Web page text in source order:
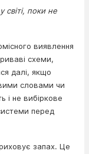
поки не
виявлення
схеми,
далі, якщо
словами чи
і не вибіркове
перед
запах. Це